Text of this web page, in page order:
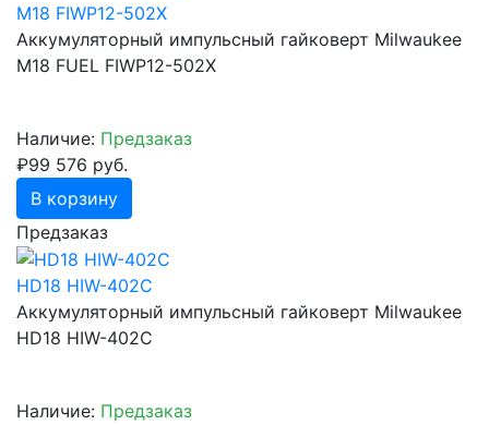
M18 FIWP12-502X
Аккумуляторный импульсный гайковерт Milwaukee
M18 FUEL FIWP12-502X
Наличие: Предзаказ
₽99 576 руб.
В корзину
Предзаказ
HD18 HIW-402C
Аккумуляторный импульсный гайковерт Milwaukee
HD18 HIW-402С
Наличие: Предзаказ